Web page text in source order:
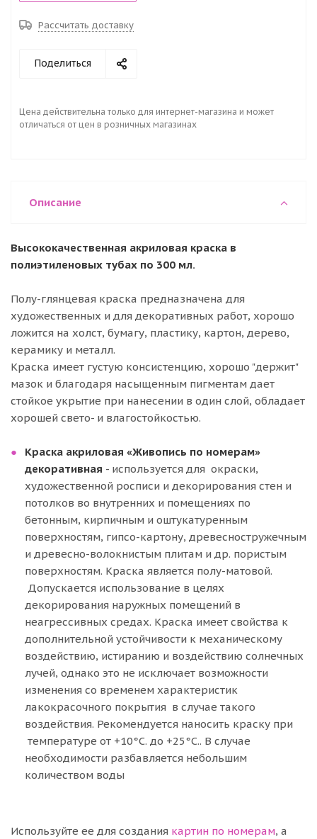
Рассчитать доставку
Поделиться
Цена действительна только для интернет-магазина и может
отличаться от цен в розничных магазинах
Описание
Высококачественная акриловая краска в
полиэтиленовых тубах по 300 мл.
Полу-глянцевая краска предназначена для
художественных и для декоративных работ, хорошо
ложится на холст, бумагу, пластику, картон, дерево,
керамику и металл.
Краска имеет густую консистенцию, хорошо "держит"
мазок и благодаря насыщенным пигментам дает
стойкое укрытие при нанесении в один слой, обладает
хорошей свето- и влагостойкостью.
Краска акриловая «Живопись по номерам»
декоративная - используется для окраски,
художественной росписи и декорирования стен и
потолков во внутренних и помещениях по
бетонным, кирпичным и оштукатуренным
поверхностям, гипсо-картону, древесностружечным
и древесно-волокнистым плитам и др. пористым
поверхностям. Краска является полу-матовой.
Допускается использование в целях
декорирования наружных помещений в
неагрессивных средах. Краска имеет свойства к
дополнительной устойчивости к механическому
воздействию, истиранию и воздействию солнечных
лучей, однако это не исключает возможности
изменения со временем характеристик
лакокрасочного покрытия в случае такого
воздействия. Рекомендуется наносить краску при
температуре от +10°C. до +25°C.. В случае
необходимости разбавляется небольшим
количеством воды
Используйте ее для создания картин по номерам, а